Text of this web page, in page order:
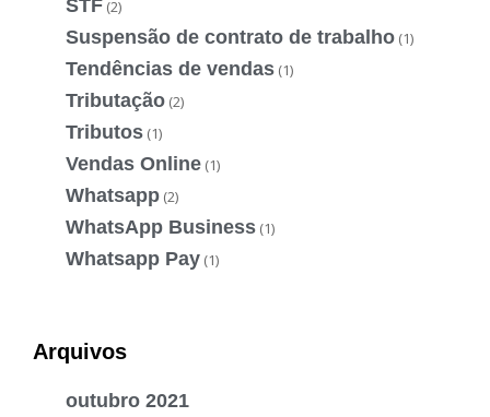
STF (2)
Suspensão de contrato de trabalho (1)
Tendências de vendas (1)
Tributação (2)
Tributos (1)
Vendas Online (1)
Whatsapp (2)
WhatsApp Business (1)
Whatsapp Pay (1)
Arquivos
outubro 2021